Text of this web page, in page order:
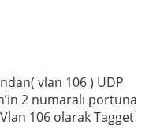
vlan 106 ) UDP
2 numaralı portuna
106 olarak Tagget